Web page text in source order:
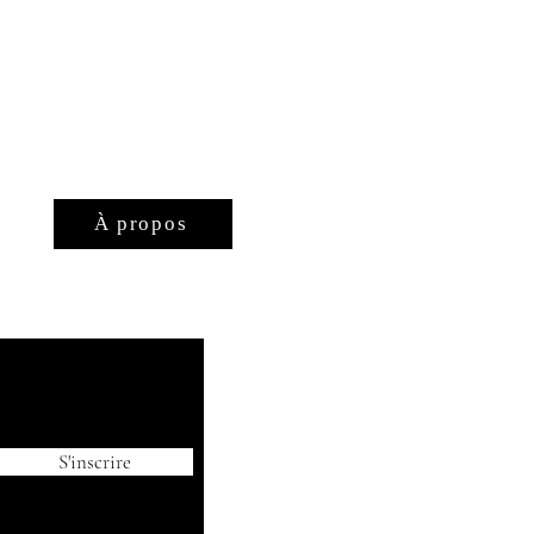
À propos
S'inscrire